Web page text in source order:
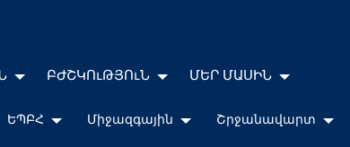
ԲԺՇԿՈւԹՅՈւՆ ՄԵՐ ՄԱՍԻՆ
ԵՊԲՀ Միջազգային Շրջանավարտ